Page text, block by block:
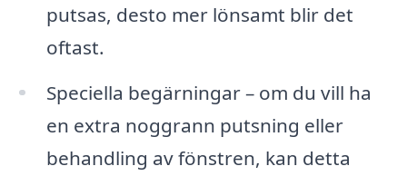
putsas, desto mer lönsamt blir det
oftast.
Speciella begärningar – om du vill ha
en extra noggrann putsning eller
behandling av fönstren, kan detta